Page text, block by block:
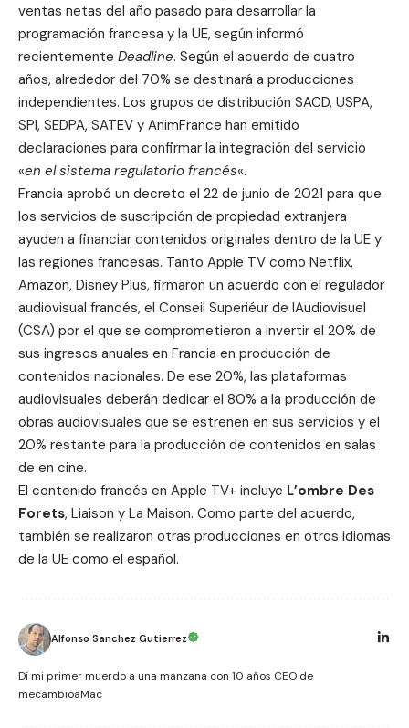
ventas netas del año pasado para desarrollar la
programación francesa y la UE, según informó
recientemente Deadline. Según el acuerdo de cuatro
años, alrededor del 70% se destinará a producciones
independientes. Los grupos de distribución SACD, USPA,
SPI, SEDPA, SATEV y AnimFrance han emitido
declaraciones para confirmar la integración del servicio
«en el sistema regulatorio francés«.
Francia aprobó un decreto el 22 de junio de 2021 para que
los servicios de suscripción de propiedad extranjera
ayuden a financiar contenidos originales dentro de la UE y
las regiones francesas. Tanto Apple TV como Netflix,
Amazon, Disney Plus, firmaron un acuerdo con el regulador
audiovisual francés, el Conseil Superiéur de lAudiovisuel
(CSA) por el que se comprometieron a invertir el 20% de
sus ingresos anuales en Francia en producción de
contenidos nacionales. De ese 20%, las plataformas
audiovisuales deberán dedicar el 80% a la producción de
obras audiovisuales que se estrenen en sus servicios y el
20% restante para la producción de contenidos en salas
de en cine.
El contenido francés en Apple TV+ incluye L’ombre Des
Forets, Liaison y La Maison. Como parte del acuerdo,
también se realizaron otras producciones en otros idiomas
de la UE como el español.
Alfonso Sanchez Gutierrez
Dí mi primer muerdo a una manzana con 10 años CEO de
mecambioaMac